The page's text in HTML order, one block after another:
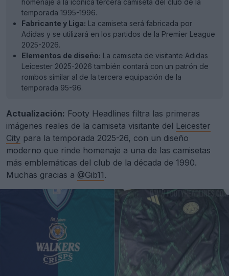
homenaje a la icónica tercera camiseta del club de la
temporada 1995-1996.
Fabricante y Liga: La camiseta será fabricada por
Adidas y se utilizará en los partidos de la Premier League
2025-2026.
Elementos de diseño: La camiseta de visitante Adidas
Leicester 2025-2026 también contará con un patrón de
rombos similar al de la tercera equipación de la
temporada 95-96.
Actualización: Footy Headlines filtra las primeras
imágenes reales de la camiseta visitante del Leicester
City para la temporada 2025-26, con un diseño
moderno que rinde homenaje a una de las camisetas
más emblemáticas del club de la década de 1990.
Muchas gracias a @Gib11.